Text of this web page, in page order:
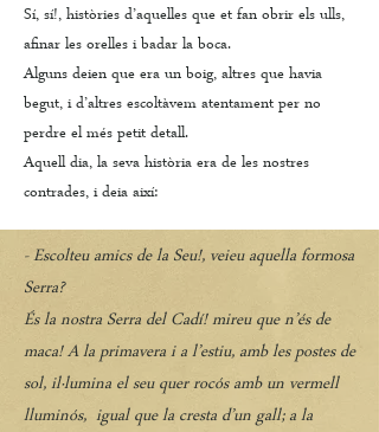
Sí, sí!, històries d’aquelles que et fan obrir els ulls,
afinar les orelles i badar la boca.
Alguns deien que era un boig, altres que havia
begut, i d’altres escoltàvem atentament per no
perdre el més petit detall.
Aquell dia, la seva història era de les nostres
contrades, i deia així:
- Escolteu amics de la Seu!, veieu aquella formosa
Serra?
És la nostra Serra del Cadí! mireu que n’és de
maca! A la primavera i a l’estiu, amb les postes de
sol, il·lumina el seu quer rocós amb un vermell
lluminós, igual que la cresta d’un gall; a la